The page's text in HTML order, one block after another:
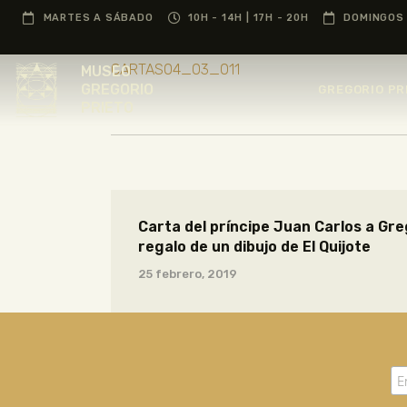
MARTES A SÁBADO 10H - 14H | 17H - 20H
MUSEOCARTAS04_03_011
Carta del príncipe Juan Carlos a
regalo de un dibujo de El Quijote
25 febrero, 2019